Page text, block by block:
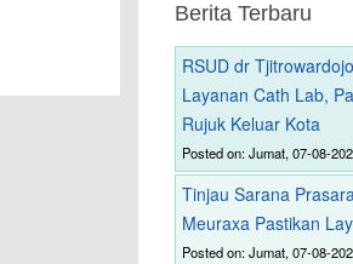
Berita Terbaru
RSUD dr
Layanan Cath Lab,
Rujuk Keluar Kota
Posted on: Jumat, 07-08-
Tinjau Sarana
Meuraxa Pastikan
Posted on: Jumat, 07-08-